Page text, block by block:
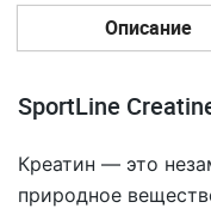
Описание
SportLine
Креатин — это
природное